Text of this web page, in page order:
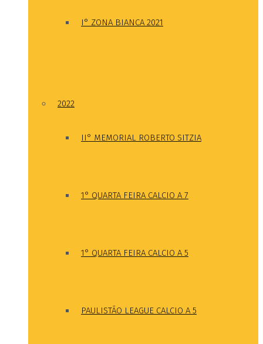
I° ZONA BIANCA 2021
2022
II° MEMORIAL ROBERTO SITZIA
1° QUARTA FEIRA CALCIO A 7
1° QUARTA FEIRA CALCIO A 5
PAULISTÃO LEAGUE CALCIO A 5